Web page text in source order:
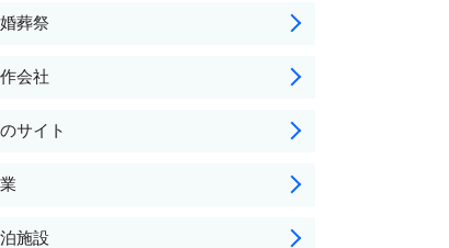
葬祭
会社
サイト
施設